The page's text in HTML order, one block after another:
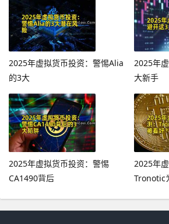
2025年虚拟货币投资：警惕Alia
的3大
2025年
大新手
2025年虚拟货币投资：警惕
CA1490背后
2025年
Tronotic